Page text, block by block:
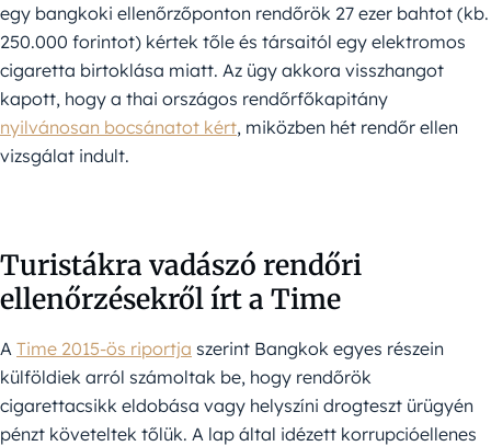
egy bangkoki ellenőrzőponton rendőrök 27 ezer bahtot (kb.
250.000 forintot) kértek tőle és társaitól egy elektromos
cigaretta birtoklása miatt. Az ügy akkora visszhangot
kapott, hogy a thai országos rendőrfőkapitány
nyilvánosan bocsánatot kért, miközben hét rendőr ellen
vizsgálat indult.
Turistákra vadászó rendőri
ellenőrzésekről írt a Time
A Time 2015-ös riportja szerint Bangkok egyes részein
külföldiek arról számoltak be, hogy rendőrök
cigarettacsikk eldobása vagy helyszíni drogteszt ürügyén
pénzt követeltek tőlük. A lap által idézett korrupcióellenes